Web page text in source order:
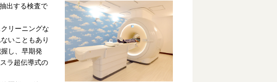
出する検査で
リーニングな
いこともあり
し、早期発
ラ超伝導式の